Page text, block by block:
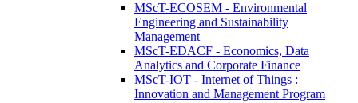
MScT-ECOSEM - Environmental
Engineering and Sustainability
Management
MScT-EDACF - Economics, Data
Analytics and Corporate Finance
MScT-IOT - Internet of Things :
Innovation and Management Program